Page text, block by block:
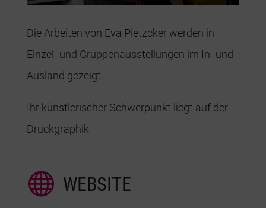
Die Arbeiten von Eva Pietzcker werden in
Einzel- und Gruppenausstellungen im In- und
Ausland gezeigt.
Ihr künstlerischer Schwerpunkt liegt auf der
Druckgraphik
 WEBSITE